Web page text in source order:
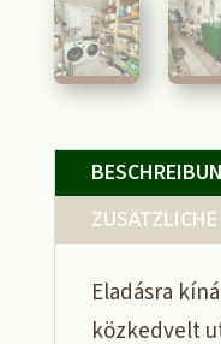
Eladásra
közkedvelt